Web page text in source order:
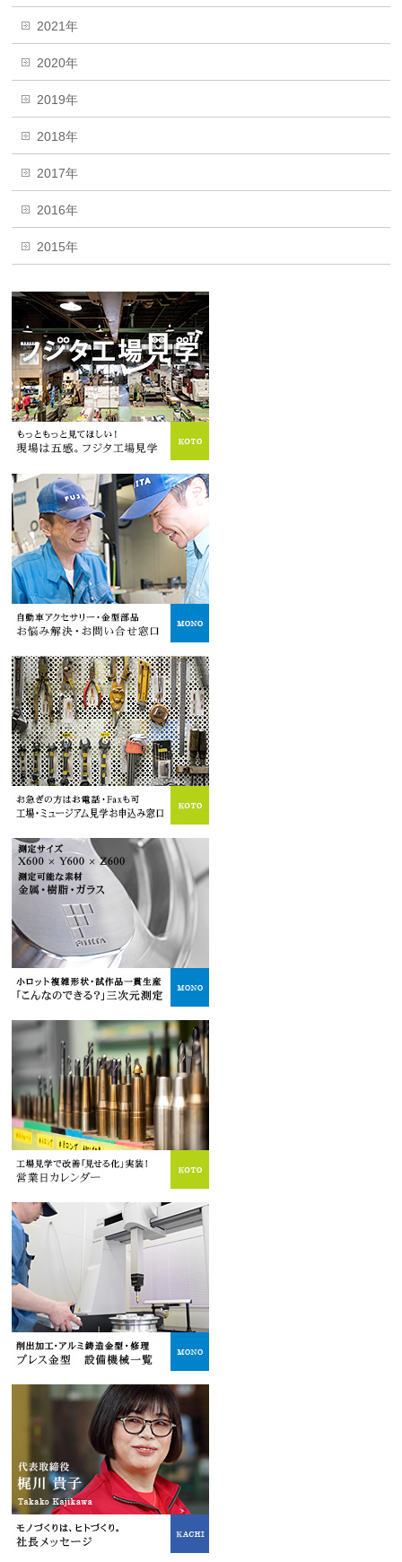
2021年
2020年
2019年
2018年
2017年
2016年
2015年